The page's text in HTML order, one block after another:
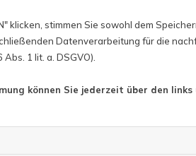
klicken, stimmen Sie sowohl dem
Datenverarbeitung für die
1 lit. a. DSGVO).
können Sie jederzeit über den